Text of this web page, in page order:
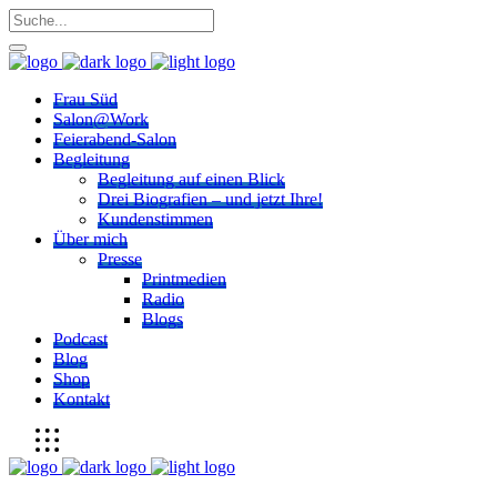
Frau Süd
Salon@Work
Feierabend-Salon
Begleitung
Begleitung auf einen Blick
Drei Biografien – und jetzt Ihre!
Kundenstimmen
Über mich
Presse
Printmedien
Radio
Blogs
Podcast
Blog
Shop
Kontakt